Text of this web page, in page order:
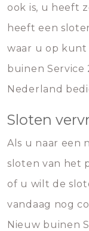
ook is, u heeft
heeft een
waar u op
buinen Service
Nederland
Sloten
Als u naar een
sloten van het
of u wilt de
vandaag nog
Nieuw buinen